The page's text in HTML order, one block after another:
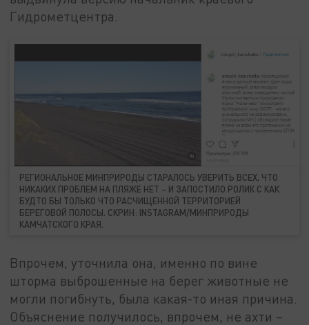
Гидрометцентра.
РЕГИОНАЛЬНОЕ МИНПРИРОДЫ СТАРАЛОСЬ УВЕРИТЬ ВСЕХ, ЧТО
НИКАКИХ ПРОБЛЕМ НА ПЛЯЖЕ НЕТ – И ЗАПОСТИЛО РОЛИК С КАК
БУДТО БЫ ТОЛЬКО ЧТО РАСЧИЩЕННОЙ ТЕРРИТОРИЕЙ
БЕРЕГОВОЙ ПОЛОСЫ. СКРИН: INSTAGRAM/МИНПРИРОДЫ
КАМЧАТСКОГО КРАЯ.
Впрочем, уточнила она, именно по вине
шторма выброшенные на берег животные не
могли погибнуть, была какая-то иная причина.
Объяснение получилось, впрочем, не ахти –